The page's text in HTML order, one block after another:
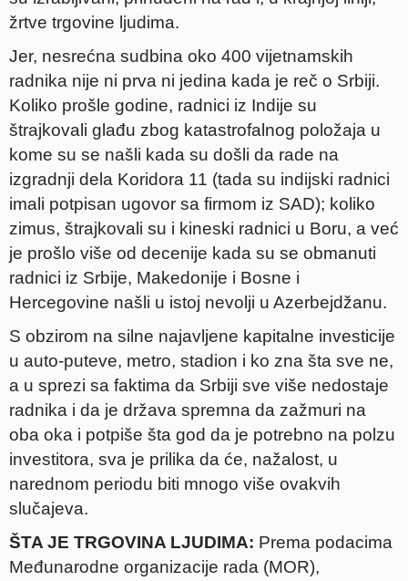
žrtve trgovine ljudima.
Jer, nesrećna sudbina oko 400 vijetnamskih
radnika nije ni prva ni jedina kada je reč o Srbiji.
Koliko prošle godine, radnici iz Indije su
štrajkovali glađu zbog katastrofalnog položaja u
kome su se našli kada su došli da rade na
izgradnji dela Koridora 11 (tada su indijski radnici
imali potpisan ugovor sa firmom iz SAD); koliko
zimus, štrajkovali su i kineski radnici u Boru, a već
je prošlo više od decenije kada su se obmanuti
radnici iz Srbije, Makedonije i Bosne i
Hercegovine našli u istoj nevolji u Azerbejdžanu.
S obzirom na silne najavljene kapitalne investicije
u auto-puteve, metro, stadion i ko zna šta sve ne,
a u sprezi sa faktima da Srbiji sve više nedostaje
radnika i da je država spremna da zažmuri na
oba oka i potpiše šta god da je potrebno na polzu
investitora, sva je prilika da će, nažalost, u
narednom periodu biti mnogo više ovakvih
slučajeva.
ŠTA JE TRGOVINA LJUDIMA: Prema podacima
Međunarodne organizacije rada (MOR),